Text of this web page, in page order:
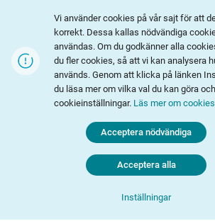
Vi använder cookies på vår sajt för att
korrekt. Dessa kallas nödvändiga
användas. Om du godkänner alla
du fler cookies, så att vi kan analysera
används. Genom att klicka på länken
du läsa mer om vilka val du kan göra
cookieinställningar. Läs mer om cookies
Inställningar
Acceptera nödvändiga
Acceptera alla